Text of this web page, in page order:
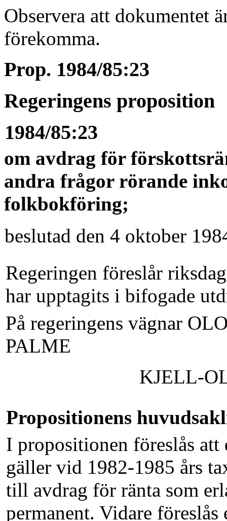
Observera att dokumentet
förekomma.
Prop. 1984/85:23
Regeringens proposition
1984/85:23
om avdrag för
andra frågor rörande
folkbokföring;
beslutad den 4 oktober
Regeringen föreslår
har upptagits i bifogade
På regeringens vägnar
PALME
KJELL-
Propositionens
I propositionen föreslås att
gäller vid 1982-1985 års
till avdrag för ränta som
permanent. Vidare